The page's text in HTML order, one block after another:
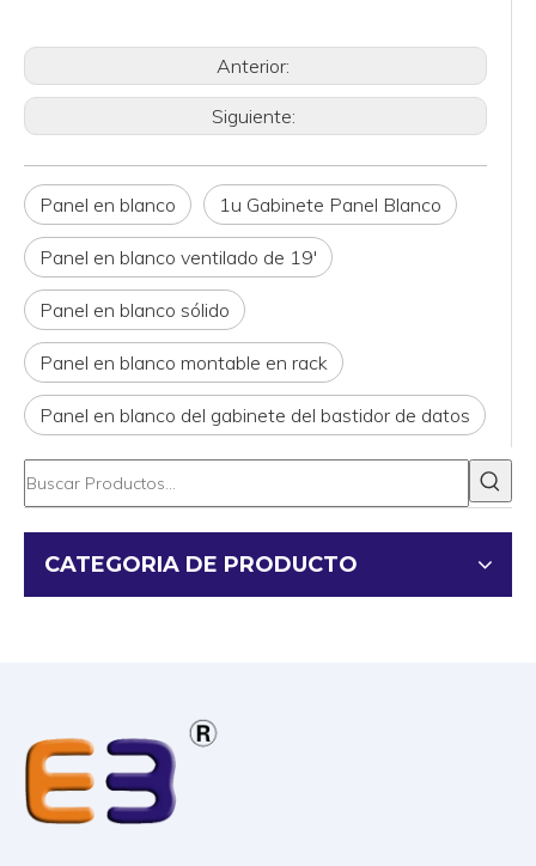
Anterior:
Siguiente:
Panel en blanco 1u Gabinete Panel Blanco
Panel en blanco ventilado de 19'
Panel en blanco sólido
Panel en blanco montable en rack
Panel en blanco del gabinete del bastidor de datos
CATEGORIA DE PRODUCTO